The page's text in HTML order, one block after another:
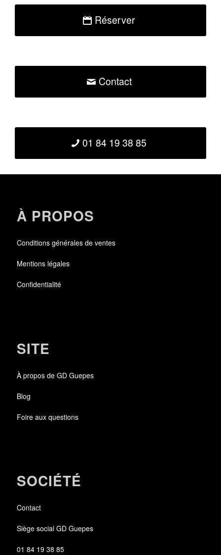
Réserver
Contact
01 84 19 38 85
À PROPOS
Conditions générales de ventes
Mentions légales
Confidentialité
SITE
À propos de GD Guepes
Blog
Foire aux questions
SOCIÉTÉ
Contact
Siège social GD Guepes
01 84 19 38 85